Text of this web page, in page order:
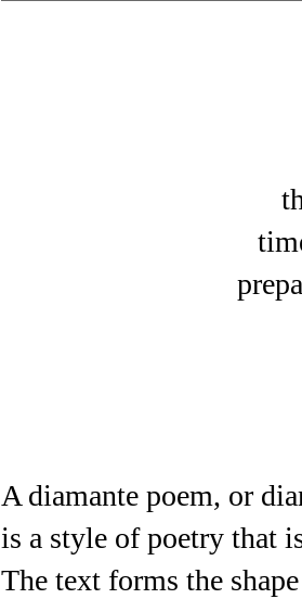
A diamante poem, or
is a style of poetry that
The text forms the